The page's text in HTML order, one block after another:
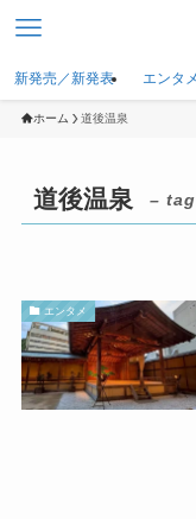
新発売／新発表 エンタ
ホーム 道後温泉
道後温泉 –
エンタメ